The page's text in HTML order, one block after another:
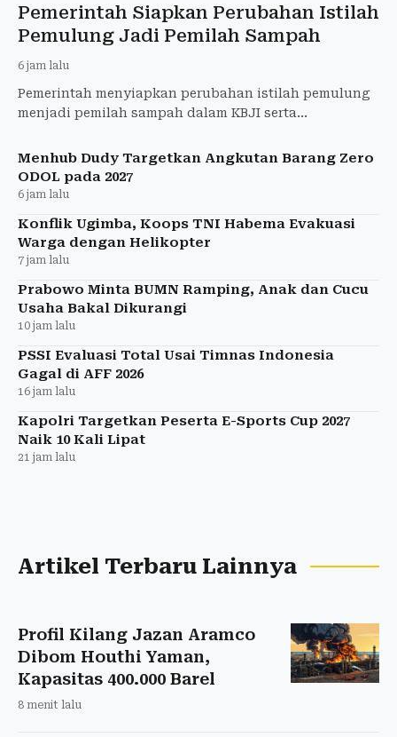
Pemerintah Siapkan Perubahan Istilah
Pemulung Jadi Pemilah Sampah
6 jam lalu
Pemerintah menyiapkan perubahan istilah pemulung
menjadi pemilah sampah dalam KBJI serta
Menhub Dudy Targetkan Angkutan Barang Zero
ODOL pada 2027
6 jam lalu
Konflik Ugimba, Koops TNI Habema Evakuasi
Warga dengan Helikopter
7 jam lalu
Prabowo Minta BUMN Ramping, Anak dan Cucu
Usaha Bakal Dikurangi
10 jam lalu
PSSI Evaluasi Total Usai Timnas Indonesia
Gagal di AFF 2026
16 jam lalu
Kapolri Targetkan Peserta E-Sports Cup 2027
Naik 10 Kali Lipat
21 jam lalu
Artikel Terbaru Lainnya
Profil Kilang Jazan Aramco
Dibom Houthi Yaman,
Kapasitas 400.000 Barel
8 menit lalu